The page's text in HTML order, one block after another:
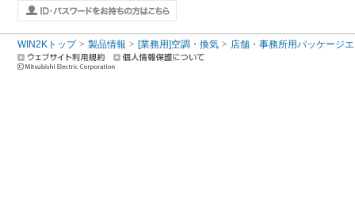
WIN2Kトップ 製品情報 [業務用]空調・換気 店舗・事務所用パッケージ